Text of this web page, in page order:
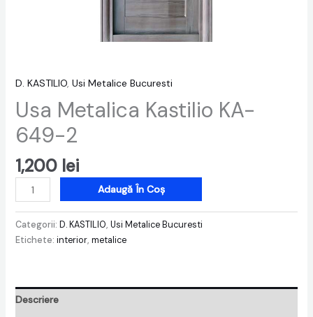
D. KASTILIO, Usi Metalice Bucuresti
Usa Metalica Kastilio KA-
649-2
1,200 lei
Adaugă În Coș
Categorii: D. KASTILIO, Usi Metalice Bucuresti
Etichete: interior, metalice
Descriere